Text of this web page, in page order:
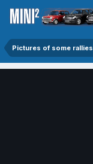
Pictures of some rallies